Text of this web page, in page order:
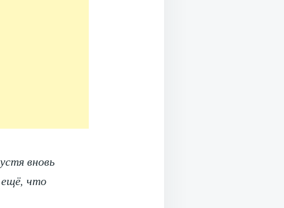
вновь
ещё, что